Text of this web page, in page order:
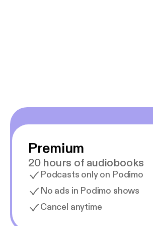
Premium
20 hours of audiobooks
Podcasts only on Podimo
No ads in Podimo shows
Cancel anytime